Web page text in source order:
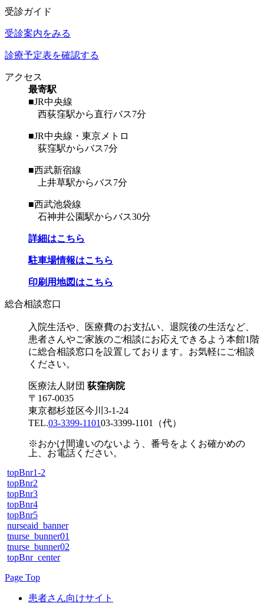
受診ガイド
受診案内をみる
診療予定表を確認する
アクセス
最寄駅
■JR中央線
西荻窪駅から直行バス7分
■JR中央線・東京メトロ
荻窪駅からバス7分
■西武新宿線
上井草駅からバス7分
■西武池袋線
石神井公園駅からバス30分
詳細はこちら
駐車場情報はこちら
印刷用地図はこちら
総合相談窓口
入院生活や、医療費のお支払い、退院後の生活など、
患者さんやご家族のご相談にお応えできるよう本館1階
に総合相談窓口を設置しております。お気軽にご相談
ください。
医療法人財団 荻窪病院
〒167-0035
東京都杉並区今川3-1-24
TEL.03-3399-110103-3399-1101 （代）
※おかけ間違いのないよう、番号をよくお確かめの
上、お電話ください。
topBnr1-2
topBnr2
topBnr3
topBnr4
topBnr5
nurseaid_banner
tnurse_bunner01
tnurse_bunner02
topBnr_center
Page Top
患者さん向けサイト